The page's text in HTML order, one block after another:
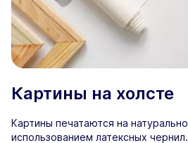
Картины на холсте
Картины печатаются на
использованием латексных чернил.